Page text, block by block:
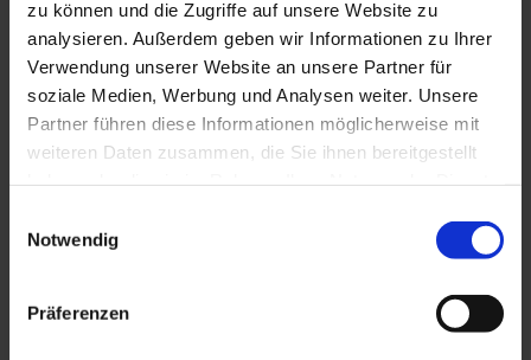
zu können und die Zugriffe auf unsere Website zu
analysieren. Außerdem geben wir Informationen zu Ihrer
Verwendung unserer Website an unsere Partner für
soziale Medien, Werbung und Analysen weiter. Unsere
Partner führen diese Informationen möglicherweise mit
weiteren Daten zusammen, die Sie ihnen bereitgestellt
unsererDatenschutzerklärung
Notwendig
Präferenzen